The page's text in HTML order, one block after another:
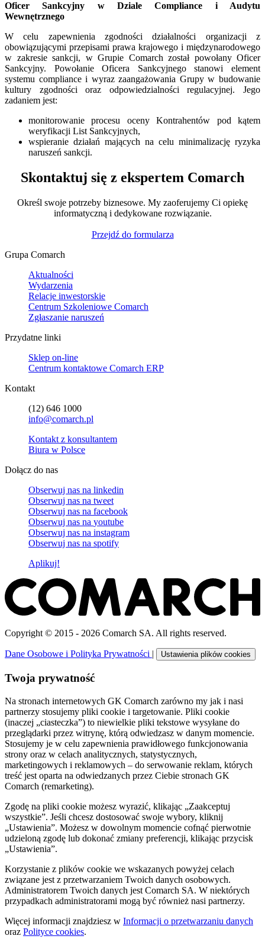
Oficer Sankcyjny w Dziale Compliance i Audytu
Wewnętrznego
W celu zapewnienia zgodności działalności organizacji z
obowiązującymi przepisami prawa krajowego i międzynarodowego
w zakresie sankcji, w Grupie Comarch został powołany Oficer
Sankcyjny. Powołanie Oficera Sankcyjnego stanowi element
systemu compliance i wyraz zaangażowania Grupy w budowanie
kultury zgodności oraz odpowiedzialności regulacyjnej. Jego
zadaniem jest:
monitorowanie procesu oceny Kontrahentów pod kątem
weryfikacji List Sankcyjnych,
wspieranie działań mających na celu minimalizację ryzyka
naruszeń sankcji.
Skontaktuj się z ekspertem Comarch
Określ swoje potrzeby biznesowe. My zaoferujemy Ci opiekę
informatyczną i dedykowane rozwiązanie.
Przejdź do formularza
Grupa Comarch
Aktualności
Wydarzenia
Relacje inwestorskie
Centrum Szkoleniowe Comarch
Zgłaszanie naruszeń
Przydatne linki
Sklep on-line
Centrum kontaktowe Comarch ERP
Kontakt
(12) 646 1000
info@comarch.pl
Kontakt z konsultantem
Biura w Polsce
Dołącz do nas
Obserwuj nas na linkedin
Obserwuj nas na tweet
Obserwuj nas na facebook
Obserwuj nas na youtube
Obserwuj nas na instagram
Obserwuj nas na spotify
Aplikuj!
Copyright © 2015 - 2026 Comarch SA. All rights reserved.
Dane Osobowe i Polityka Prywatności | Ustawienia plików cookies
Twoja prywatność
Na stronach internetowych GK Comarch zarówno my jak i nasi
partnerzy stosujemy pliki cookie i targetowanie. Pliki cookie
(inaczej „ciasteczka”) to niewielkie pliki tekstowe wysyłane do
przeglądarki przez witrynę, którą odwiedzasz w danym momencie.
Stosujemy je w celu zapewnienia prawidłowego funkcjonowania
strony oraz w celach analitycznych, statystycznych,
marketingowych i reklamowych – do serwowanie reklam, których
treść jest oparta na odwiedzanych przez Ciebie stronach GK
Comarch (remarketing).
Zgodę na pliki cookie możesz wyrazić, klikając „Zaakceptuj
wszystkie”. Jeśli chcesz dostosować swoje wybory, kliknij
„Ustawienia”. Możesz w dowolnym momencie cofnąć pierwotnie
udzieloną zgodę lub dokonać zmiany preferencji, klikając przycisk
„Ustawienia”.
Korzystanie z plików cookie we wskazanych powyżej celach
związane jest z przetwarzaniem Twoich danych osobowych.
Administratorem Twoich danych jest Comarch SA. W niektórych
przypadkach administratorami mogą być również nasi partnerzy.
Więcej informacji znajdziesz w Informacji o przetwarzaniu danych
oraz Polityce cookies.